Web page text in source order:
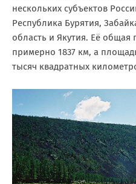
нескольких субъектов
Республика Бурятия,
область и Якутия. Её общая
примерно 1837 км, а
тысяч квадратных